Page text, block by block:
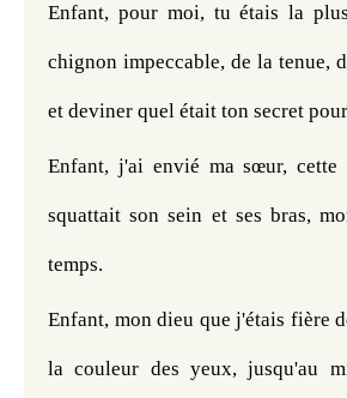
Enfant, pour moi, tu étais la
chignon impeccable, de la tenue,
et deviner quel était ton secret
Enfant, j'ai envié ma sœur,
squattait son sein et ses bras,
temps.
Enfant, mon dieu que j'étais fière
la couleur des yeux, jusqu'au